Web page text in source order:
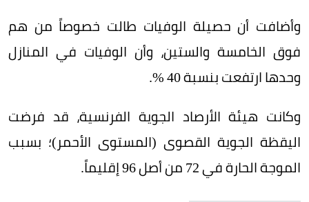
وأضافت أن حصيلة الوفيات طالت خصوصاً من هم
فوق الخامسة والستين، وأن الوفيات في المنازل
وحدها ارتفعت بنسبة 40 %.
وكانت هيئة الأرصاد الجوية الفرنسية، قد فرضت
اليقظة الجوية القصوى (المستوى الأحمر)؛ بسبب
الموجة الحارة في 72 من أصل 96 إقليماً.